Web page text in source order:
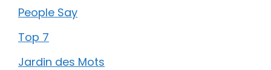
People Say
Top 7
Jardin des Mots